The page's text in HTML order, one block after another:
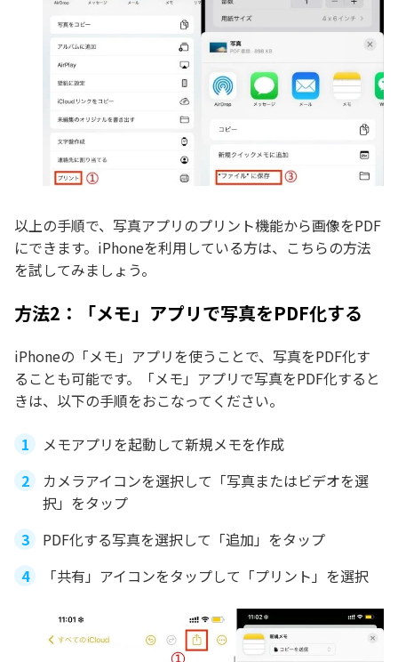
以上の手順で、写真アプリのプリント機能から画像をPDF
にできます。iPhoneを利用している方は、こちらの方法
を試してみましょう。
方法2：「メモ」アプリで写真をPDF化する
iPhoneの「メモ」アプリを使うことで、写真をPDF化す
ることも可能です。「メモ」アプリで写真をPDF化すると
きは、以下の手順をおこなってください。
メモアプリを起動して新規メモを作成
カメラアイコンを選択して「写真またはビデオを選
択」をタップ
PDF化する写真を選択して「追加」をタップ
「共有」アイコンをタップして「プリント」を選択